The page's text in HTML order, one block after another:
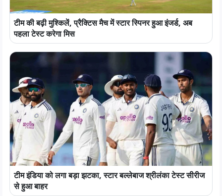
टीम की बढ़ी मुश्किलें, प्रैक्टिस मैच में स्टार स्पिनर हुआ इंजर्ड, अब
पहला टेस्ट करेगा मिस
टीम इंडिया को लगा बड़ा झटका, स्टार बल्लेबाज श्रीलंका टेस्ट सीरीज
से हुआ बाहर